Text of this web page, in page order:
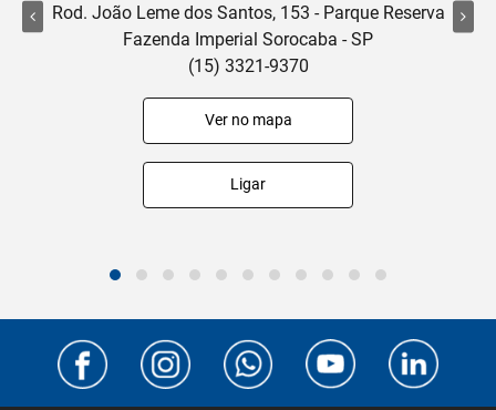
Rod. João Leme dos Santos, 153 - Parque Reserva
Fazenda Imperial Sorocaba - SP
(15) 3321-9370
Ver no mapa
Ligar